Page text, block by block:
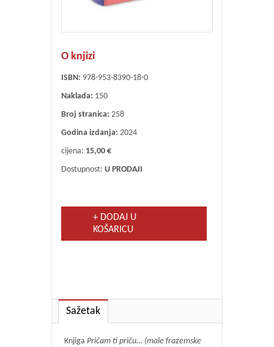
O knjizi
ISBN: 978-953-8390-18-0
Naklada: 150
Broj stranica: 258
Godina izdanja: 2024
cijena: 15,00 €
Dostupnost: U PRODAJI
+ DODAJ U
KOŠARICU
Sažetak
Knjiga Pričam ti priču… (male frazemske